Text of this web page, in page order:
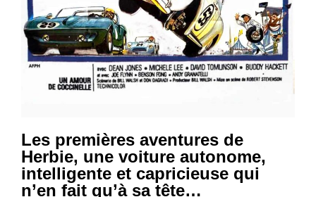
Les premières aventures de
Herbie, une voiture autonome,
intelligente et capricieuse qui
n’en fait qu’à sa tête…